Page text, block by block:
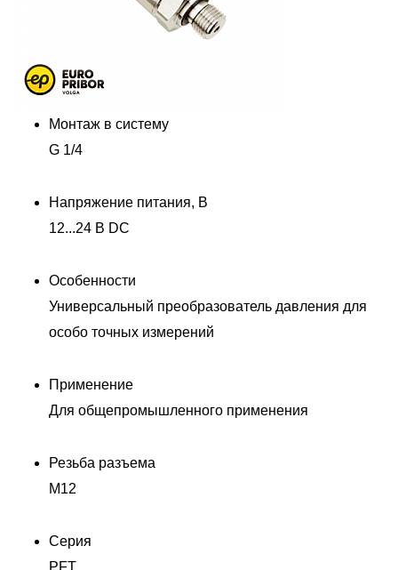
Монтаж в систему
G 1/4
Напряжение питания, В
12...24 В DC
Особенности
Универсальный преобразователь давления для
особо точных измерений
Применение
Для общепромышленного применения
Резьба разъема
M12
Серия